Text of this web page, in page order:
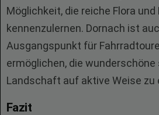
Möglichkeit, die reiche Flora und
kennenzulernen. Dornach ist
Ausgangspunkt für
ermöglichen, die
Landschaft auf aktive Weise zu
Fazit